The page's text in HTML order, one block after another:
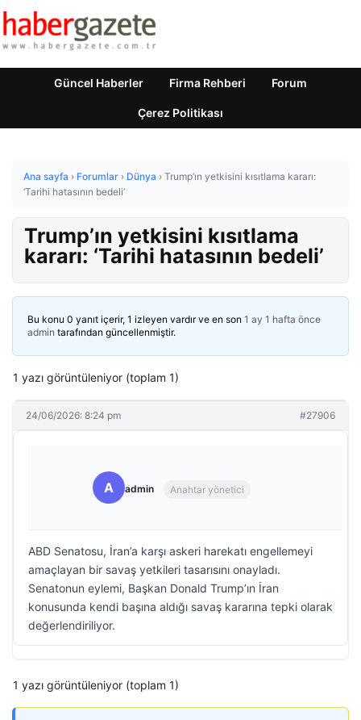
Güncel Haberler Firma Rehberi Forum
Çerez Politikası
Ana sayfa › Forumlar › Dünya › Trump’ın yetkisini kısıtlama kararı:
‘Tarihi hatasının bedeli’
Trump’ın yetkisini kısıtlama
kararı: ‘Tarihi hatasının bedeli’
Bu konu 0 yanıt içerir, 1 izleyen vardır ve en son 1 ay 1 hafta önce
admin tarafından güncellenmiştir.
1 yazı görüntüleniyor (toplam 1)
24/06/2026: 8:24 pm #27906
A admin Anahtar yönetici
ABD Senatosu, İran’a karşı askeri harekatı engellemeyi
amaçlayan bir savaş yetkileri tasarısını onayladı.
Senatonun eylemi, Başkan Donald Trump’ın İran
konusunda kendi başına aldığı savaş kararına tepki olarak
değerlendiriliyor.
1 yazı görüntüleniyor (toplam 1)